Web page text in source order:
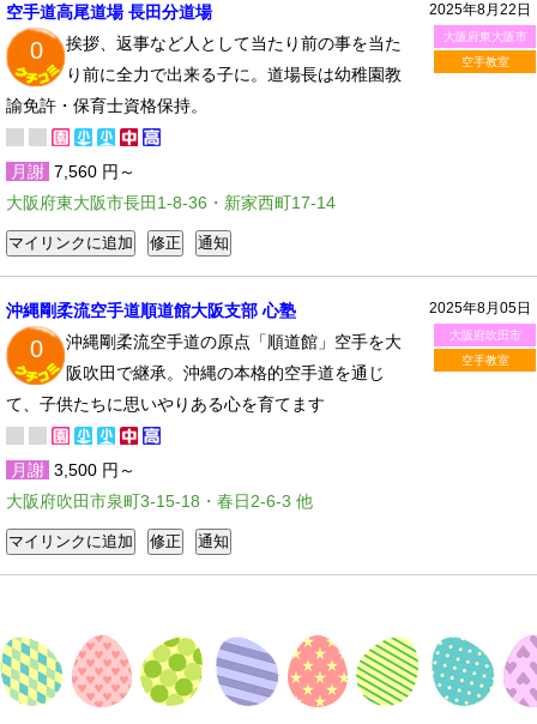
2025年8月22日
大阪府東大阪市
空手教室
空手道高尾道場 長田分道場
0
挨拶、返事など人として当たり前の事を当た
り前に全力で出来る子に。道場長は幼稚園教
諭免許・保育士資格保持。
月謝 7,560 円～
大阪府東大阪市長田1-8-36・新家西町17-14
2025年8月05日
大阪府吹田市
空手教室
沖縄剛柔流空手道順道館大阪支部 心塾
0
沖縄剛柔流空手道の原点「順道館」空手を大
阪吹田で継承。沖縄の本格的空手道を通じ
て、子供たちに思いやりある心を育てます
月謝 3,500 円～
大阪府吹田市泉町3-15-18・春日2-6-3 他